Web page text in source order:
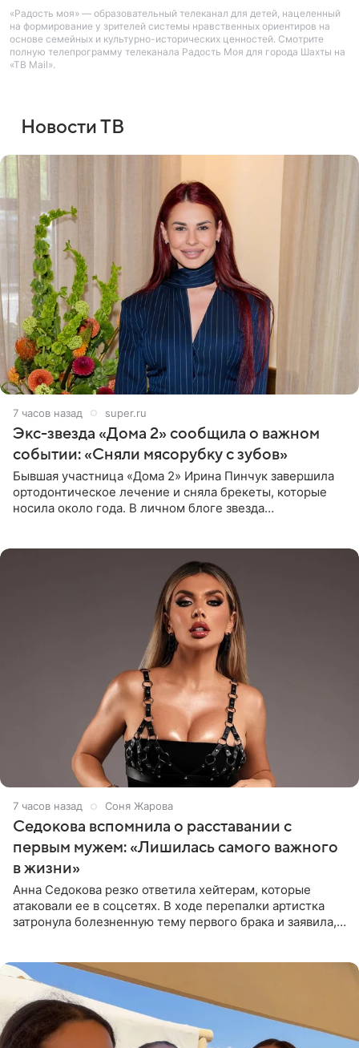
«Радость моя» — образовательный телеканал для детей, нацеленный
на формирование у зрителей системы нравственных ориентиров на
основе семейных и культурно-исторических ценностей. Смотрите
полную телепрограмму телеканала Радость Моя для города Шахты на
«ТВ Mail».
Новости ТВ
7 часов назад super.ru
Экс-звезда «Дома 2» сообщила о важном
событии: «Сняли мясорубку с зубов»
Бывшая участница «Дома 2» Ирина Пинчук завершила
ортодонтическое лечение и сняла брекеты, которые
носила около года. В личном блоге звезда
7 часов назад Соня Жарова
Седокова вспомнила о расставании с
первым мужем: «Лишилась самого важного
в жизни»
Анна Седокова резко ответила хейтерам, которые
атаковали ее в соцсетях. В ходе перепалки артистка
затронула болезненную тему первого брака и заявила,